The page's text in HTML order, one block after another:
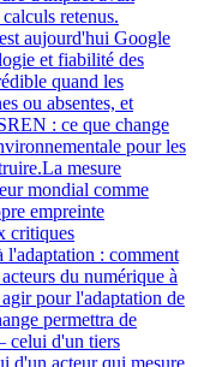
retenus.
aujourd'hui Google
et fiabilité des
quand les
ou absentes, et
: ce que change
pour les
mesure
mondial comme
empreinte
critiques
l'adaptation : comment
du numérique à
pour l'adaptation de
permettra de
celui d'un tiers
d'un acteur qui mesure